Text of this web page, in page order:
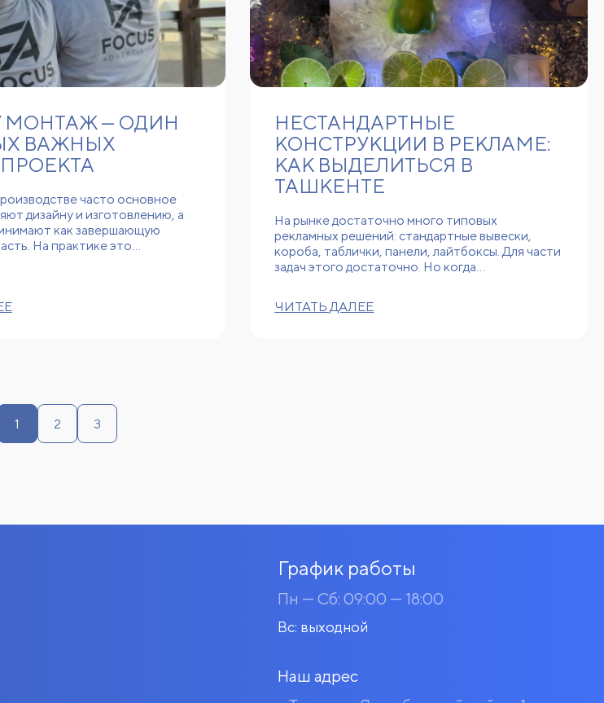
МОНТАЖ — ОДИН
ВАЖНЫХ
часто основное
дизайну и изготовлению, а
как завершающую
На практике это…
НЕСТАНДАРТНЫЕ
КОНСТРУКЦИИ В РЕКЛАМЕ:
КАК ВЫДЕЛИТЬСЯ В
ТАШКЕНТЕ
На рынке достаточно много типовых
рекламных решений: стандартные вывески,
короба, таблички, панели, лайтбоксы. Для части
задач этого достаточно. Но когда…
ЧИТАТЬ ДАЛЕЕ
1 2 3
График работы
Пн — Сб: 09:00 — 18:00
Вс: выходной
Наш адрес